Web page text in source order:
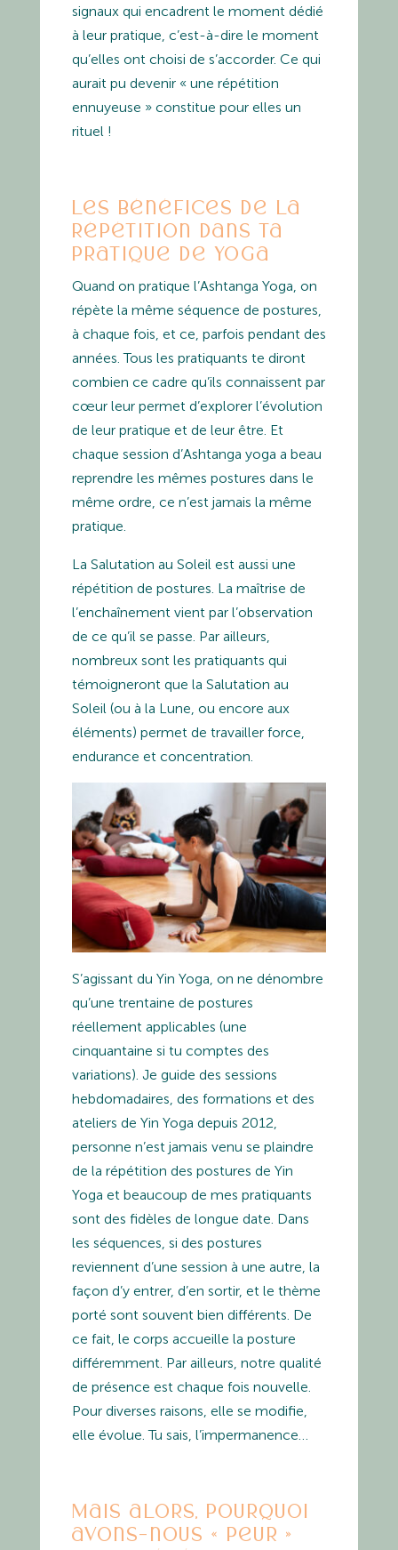
signaux qui encadrent le moment dédié
à leur pratique, c’est-à-dire le moment
qu’elles ont choisi de s’accorder. Ce qui
aurait pu devenir « une répétition
ennuyeuse » constitue pour elles un
rituel !
Les bénéfices de la
répétition dans ta
pratique de yoga
Quand on pratique l’Ashtanga Yoga, on
répète la même séquence de postures,
à chaque fois, et ce, parfois pendant des
années. Tous les pratiquants te diront
combien ce cadre qu’ils connaissent par
cœur leur permet d’explorer l’évolution
de leur pratique et de leur être. Et
chaque session d’Ashtanga yoga a beau
reprendre les mêmes postures dans le
même ordre, ce n’est jamais la même
pratique.
La Salutation au Soleil est aussi une
répétition de postures. La maîtrise de
l’enchaînement vient par l’observation
de ce qu’il se passe. Par ailleurs,
nombreux sont les pratiquants qui
témoigneront que la Salutation au
Soleil (ou à la Lune, ou encore aux
éléments) permet de travailler force,
endurance et concentration.
S’agissant du Yin Yoga, on ne dénombre
qu’une trentaine de postures
réellement applicables (une
cinquantaine si tu comptes des
variations). Je guide des sessions
hebdomadaires, des formations et des
ateliers de Yin Yoga depuis 2012,
personne n’est jamais venu se plaindre
de la répétition des postures de Yin
Yoga et beaucoup de mes pratiquants
sont des fidèles de longue date. Dans
les séquences, si des postures
reviennent d’une session à une autre, la
façon d’y entrer, d’en sortir, et le thème
porté sont souvent bien différents. De
ce fait, le corps accueille la posture
différemment. Par ailleurs, notre qualité
de présence est chaque fois nouvelle.
Pour diverses raisons, elle se modifie,
elle évolue. Tu sais, l’impermanence…
Mais alors, pourquoi
avons-nous « peur »